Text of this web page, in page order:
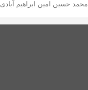
محمد حسین امین ابراهیم آبادی